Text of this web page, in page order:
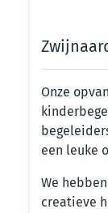
Onze
een leuke
We
creatieve